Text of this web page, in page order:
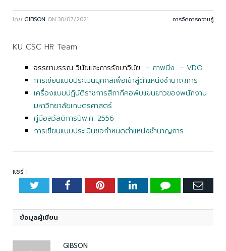
โดย GIBSON ON 30/07/2021 การจัดการความรู้
KU CSC HR Team
จรรยาบรรณ วินัยและการรักษาวินัย – ภาพนิ่ง – VDO
การเขียนแบบประเมินบุคคลเพื่อเข้าสู่ตำแหน่งชำนาญการ
เครื่องแบบปฏิบัติราชการสีกากีคอพับแขนยาวของพนักงาน
มหาวิทยาลัยเกษตรศาสตร์
คู่มือสวัสดิการปีพ.ศ. 2556
การเขียนแบบประเมินขอกำหนดตำแหน่งชำนาญการ
แชร์ :
TwitterFacebookPinterestLinkedInTumblr
ข้อมูลผู้เขียน
GIBSON